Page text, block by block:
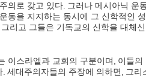
의로 갖고 있다 그러나 메시아닉 운
동을 지지하는 동시에 그 신학적인
그리고 그들은 기독교의 신학을 대체
이스라엘과 교회의 구분이며
이들의
세대주의자들의 주장에 의하면
그리